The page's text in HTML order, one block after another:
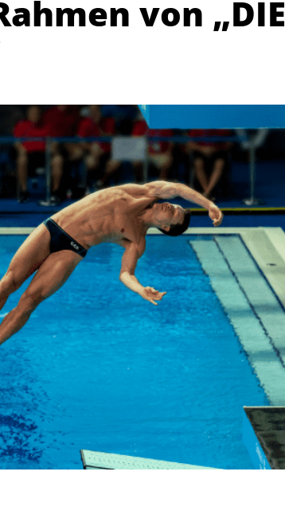
Abteilungen
Schwimmen
Freiwasserschwimmen
Wasserspringen
Wasserball